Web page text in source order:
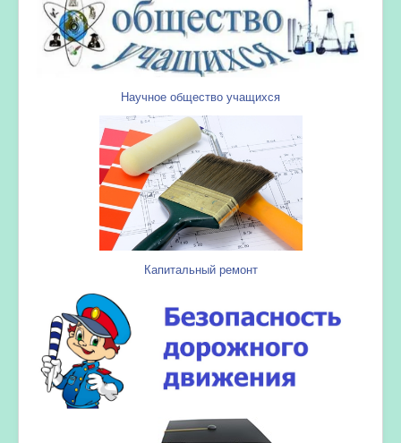
Научное общество учащихся
Капитальный ремонт